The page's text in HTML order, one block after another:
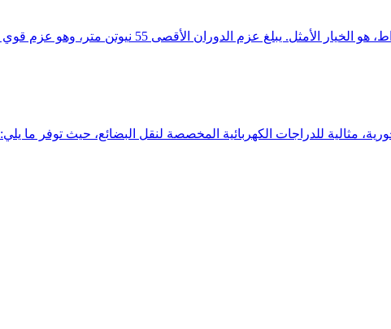
مثالية للدراجات الكهربائية المخصصة لنقل البضائع، حيث توفر ما يلي: